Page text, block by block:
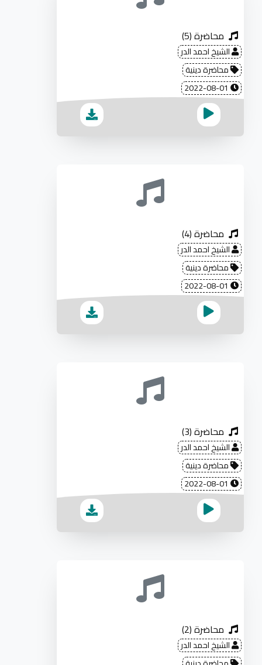
محاضرة (5)
الشيخ احمد الدر
محاضرة دينية
محاضرة (4)
الشيخ احمد الدر
محاضرة دينية
محاضرة (3)
الشيخ احمد الدر
محاضرة دينية
محاضرة (2)
الشيخ احمد الدر